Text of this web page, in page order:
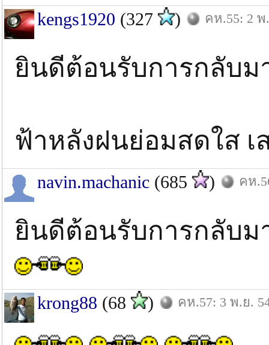
kengs1920 (327 ) คห.55: 2 พ
ยินดีต้อนรับการกลับม
ฟ้าหลังฝนย่อมสดใส
navin.machanic (685 ) คห
ยินดีต้อนรับการกลับ
krong88 (68 ) คห.57: 3 พ.ย.